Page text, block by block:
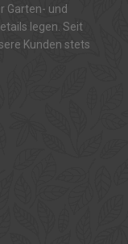
Garten- und
legen. Seit
Kunden stets